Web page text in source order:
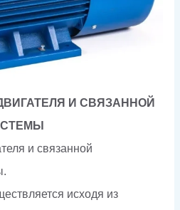
И СВЯЗАННОЙ
и связанной
исходя из